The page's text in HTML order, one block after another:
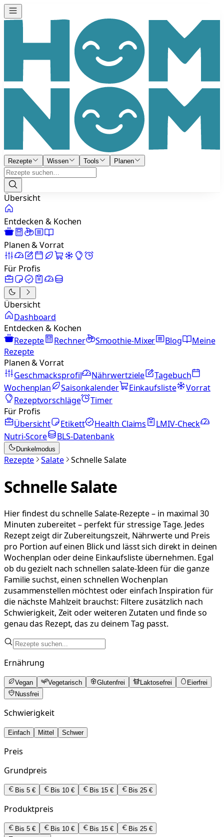
Rezepte Wissen Tools Planen
Übersicht
Entdecken & Kochen
Planen & Vorrat
Für Profis
Übersicht
Dashboard
Entdecken & Kochen
Rezepte
Rechner Smoothie-Mixer Blog
Meine
Rezepte
Planen & Vorrat
Geschmacksprofil
Nährwertziele
Tagebuch
Wochenplan
Saisonkalender Einkaufsliste
Vorrat
Rezeptvorschläge
Timer
Für Profis
Übersicht
Etikett Health Claims
LMIV-Check
Nutri-Score
BLS-Datenbank
Dunkelmodus
Rezepte Salate Schnelle Salate
Schnelle Salate
Hier findest du schnelle Salate-Rezepte – in maximal 30
Minuten zubereitet – perfekt für stressige Tage. Jedes
Rezept zeigt dir Zubereitungszeit, Nährwerte und Preis
pro Portion auf einen Blick und lässt sich direkt in deinen
Wochenplan oder deine Einkaufsliste übernehmen. Egal
ob du gezielt nach schnellen salate-Ideen für die ganze
Familie suchst, einen schnellen Wochenplan
zusammenstellen möchtest oder einfach Inspiration für
die nächste Mahlzeit brauchst: Filtere zusätzlich nach
Schwierigkeit, Zeit oder weiteren Zutaten und finde so
genau das Rezept, das zu deinem Tag passt.
Ernährung
Vegan Vegetarisch Glutenfrei Laktosefrei
Eierfrei
Nussfrei
Schwierigkeit
Einfach Mittel Schwer
Preis
Grundpreis
Bis 5 € Bis 10 € Bis 15 € Bis 25 €
Produktpreis
Bis 5 € Bis 10 € Bis 15 €
Bis 25 €